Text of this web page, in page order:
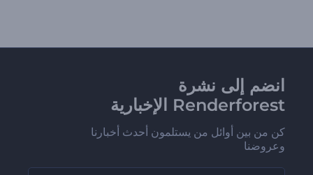
انضم إلى نشرة
Renderforest الإخبارية
كن من بين أوائل من يستلمون أحدث أخبارنا
وعروضنا